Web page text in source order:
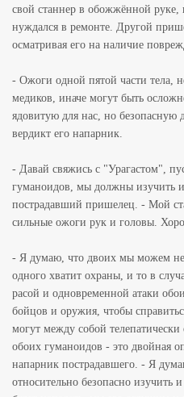
свой станнер в обожжённой
нуждался в ремонте. Другой
осматривая его на наличие
- Ожоги одной пятой части тела,
медиков, иначе могут быть
ядовитую для нас, но безопасную
вердикт его напарник.
- Давай свяжись с "Урагастом",
гуманоидов, мы должны изучить
пострадавший пришелец. - Мой
сильные ожоги рук и головы.
- Я думаю, что двоих мы можем не
одного хватит охраны, и то в
расой и одновременной атаки
бойцов и оружия, чтобы
могут между собой телепатически
обоих гуманоидов - это двойная
напарник пострадавшего. - Я
относительно безопасно изучить